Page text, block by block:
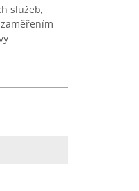
služeb,